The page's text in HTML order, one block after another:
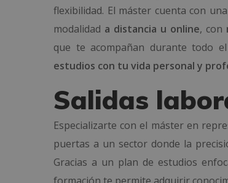
flexibilidad. El máster cuenta con
modalidad a distancia u online, con
que te acompañan durante todo
estudios con tu vida personal y
Salidas
Especializarte con el máster en
puertas a un sector donde la
Gracias a un plan de estudios